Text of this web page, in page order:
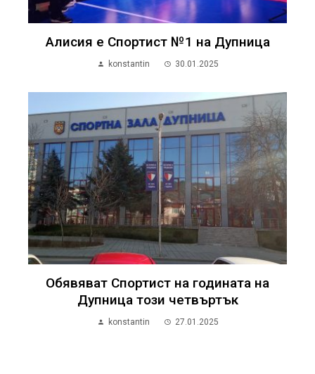
Алисия е Спортист №1 на Дупница
konstantin 30.01.2025
Обявяват Спортист на годината на
Дупница този четвъртък
konstantin 27.01.2025